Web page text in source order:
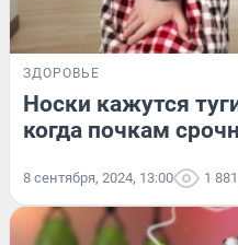
ЗДОРОВЬЕ
Носки кажутся
когда почкам
8 сентября, 2024, 13:00 1 881